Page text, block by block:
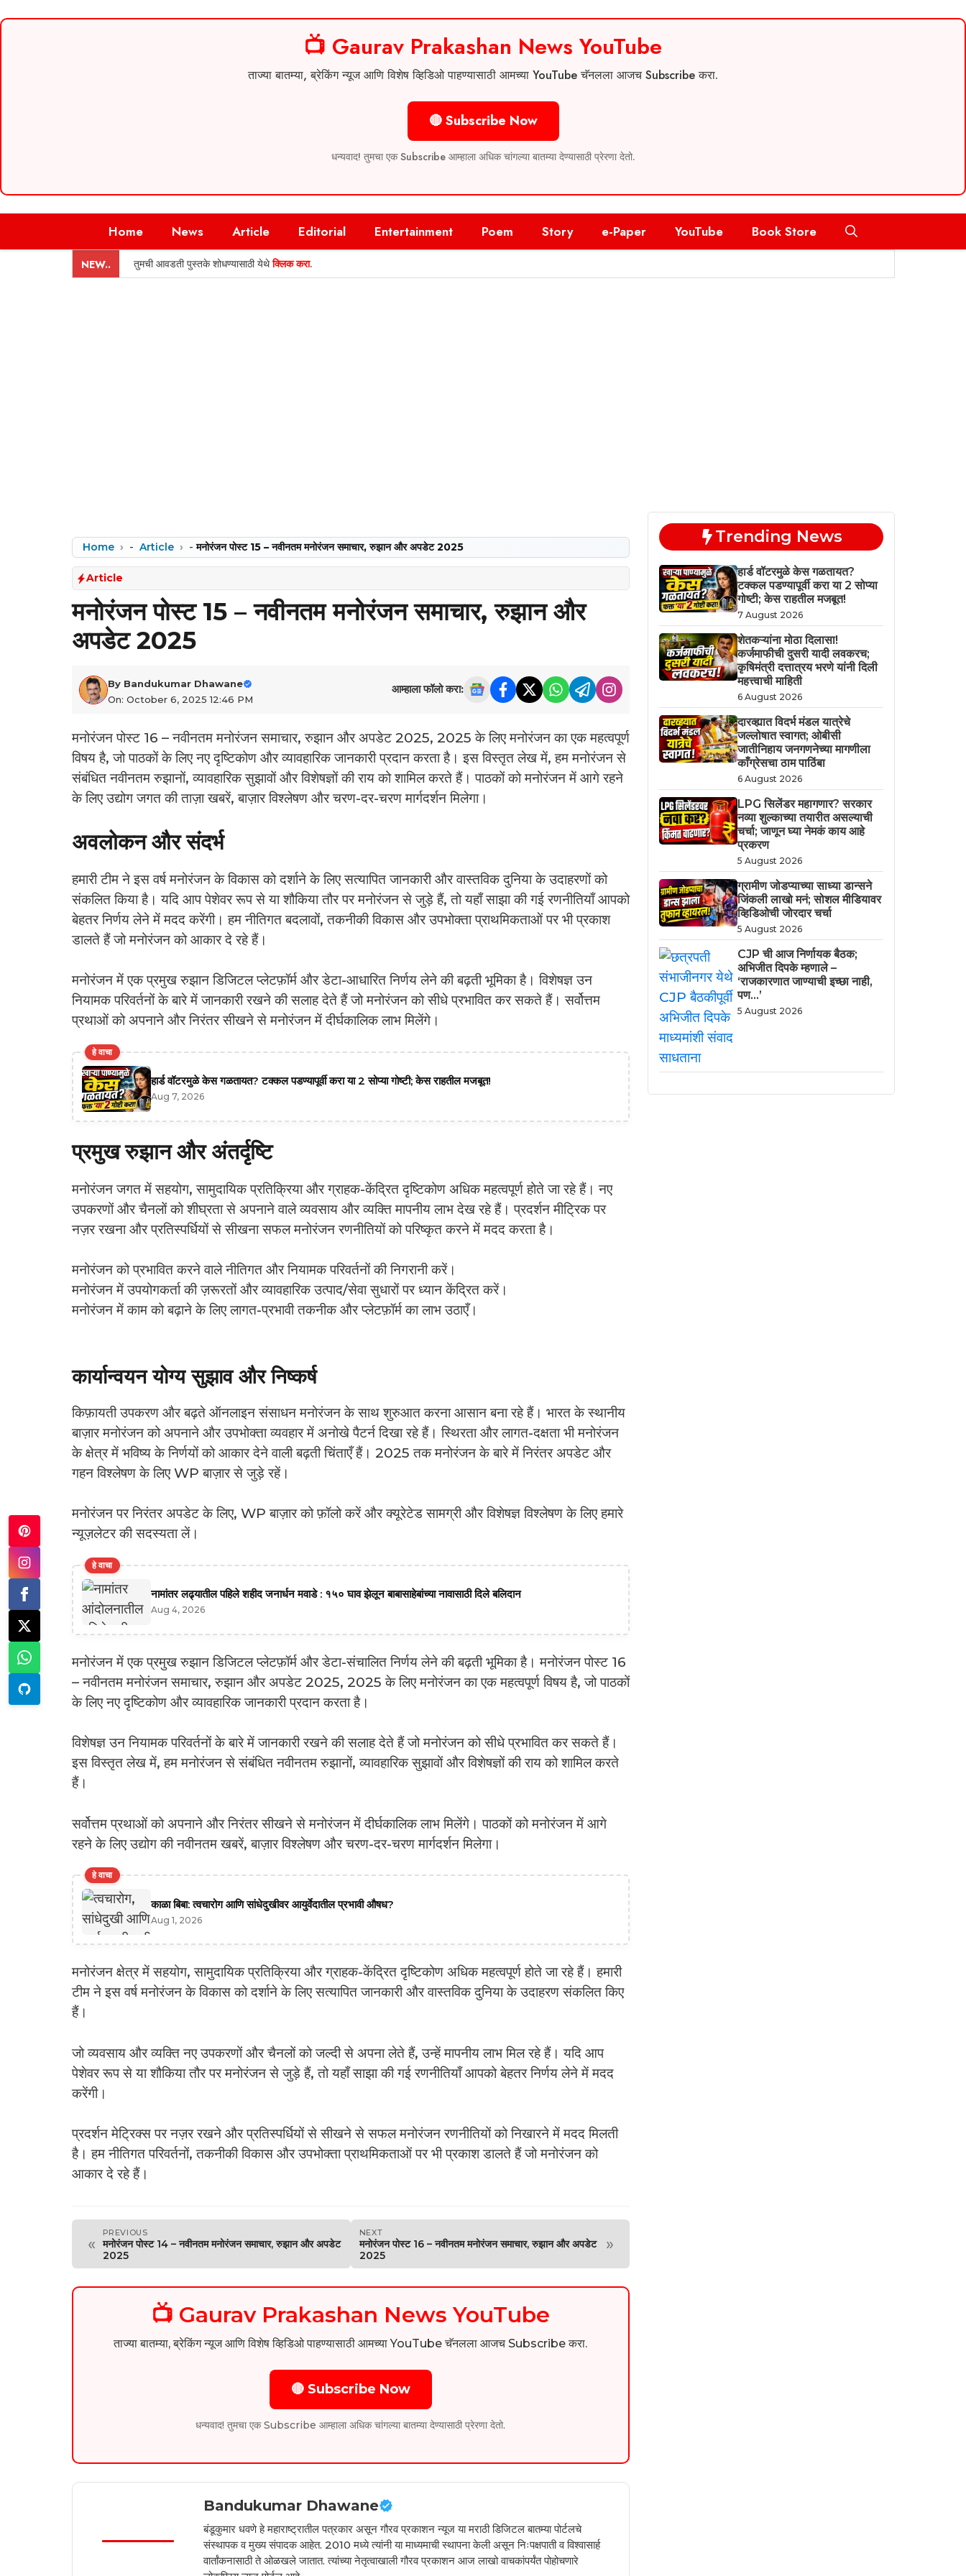
📺 Gaurav Prakashan News YouTube
ताज्या बातम्या, ब्रेकिंग न्यूज आणि विशेष व्हिडिओ पाहण्यासाठी आमच्या YouTube चॅनलला आजच Subscribe करा.
🔴 Subscribe Now
धन्यवाद! तुमचा एक Subscribe आम्हाला अधिक चांगल्या बातम्या देण्यासाठी प्रेरणा देतो.
Home News Article Editorial Entertainment Poem Story e-Paper YouTube Book Store
NEW.. तुमची आवडती पुस्तके शोधण्यासाठी येथेक्लिक करा.
Home - Article -मनोरंजन पोस्ट 15 – नवीनतम मनोरंजन समाचार, रुझान और अपडेट 2025
Article
मनोरंजन पोस्ट 15 – नवीनतम मनोरंजन समाचार, रुझान और
अपडेट 2025
By Bandukumar Dhawane
On: October 6, 2025 12:46 PM
आम्हाला फॉलो करा:
मनोरंजन पोस्ट 16 – नवीनतम मनोरंजन समाचार, रुझान और अपडेट 2025, 2025 के लिए मनोरंजन का एक महत्वपूर्ण
विषय है, जो पाठकों के लिए नए दृष्टिकोण और व्यावहारिक जानकारी प्रदान करता है। इस विस्तृत लेख में, हम मनोरंजन से
संबंधित नवीनतम रुझानों, व्यावहारिक सुझावों और विशेषज्ञों की राय को शामिल करते हैं। पाठकों को मनोरंजन में आगे रहने
के लिए उद्योग जगत की ताज़ा खबरें, बाज़ार विश्लेषण और चरण-दर-चरण मार्गदर्शन मिलेगा।
अवलोकन और संदर्भ
हमारी टीम ने इस वर्ष मनोरंजन के विकास को दर्शाने के लिए सत्यापित जानकारी और वास्तविक दुनिया के उदाहरणों को
संकलित किया है। यदि आप पेशेवर रूप से या शौकिया तौर पर मनोरंजन से जुड़े हैं, तो यहाँ साझा की गई रणनीतियाँ आपको
बेहतर निर्णय लेने में मदद करेंगी। हम नीतिगत बदलावों, तकनीकी विकास और उपभोक्ता प्राथमिकताओं पर भी प्रकाश
डालते हैं जो मनोरंजन को आकार दे रहे हैं।
मनोरंजन में एक प्रमुख रुझान डिजिटल प्लेटफ़ॉर्म और डेटा-आधारित निर्णय लेने की बढ़ती भूमिका है। विशेषज्ञ उन
नियामक परिवर्तनों के बारे में जानकारी रखने की सलाह देते हैं जो मनोरंजन को सीधे प्रभावित कर सकते हैं। सर्वोत्तम
प्रथाओं को अपनाने और निरंतर सीखने से मनोरंजन में दीर्घकालिक लाभ मिलेंगे।
हे वाचा
हार्ड वॉटरमुळे केस गळतायत? टक्कल पडण्यापूर्वी करा या 2 सोप्या गोष्टी; केस राहतील मजबूत!
Aug 7, 2026
प्रमुख रुझान और अंतर्दृष्टि
मनोरंजन जगत में सहयोग, सामुदायिक प्रतिक्रिया और ग्राहक-केंद्रित दृष्टिकोण अधिक महत्वपूर्ण होते जा रहे हैं। नए
उपकरणों और चैनलों को शीघ्रता से अपनाने वाले व्यवसाय और व्यक्ति मापनीय लाभ देख रहे हैं। प्रदर्शन मीट्रिक पर
नज़र रखना और प्रतिस्पर्धियों से सीखना सफल मनोरंजन रणनीतियों को परिष्कृत करने में मदद करता है।
मनोरंजन को प्रभावित करने वाले नीतिगत और नियामक परिवर्तनों की निगरानी करें।
मनोरंजन में उपयोगकर्ता की ज़रूरतों और व्यावहारिक उत्पाद/सेवा सुधारों पर ध्यान केंद्रित करें।
मनोरंजन में काम को बढ़ाने के लिए लागत-प्रभावी तकनीक और प्लेटफ़ॉर्म का लाभ उठाएँ।
कार्यान्वयन योग्य सुझाव और निष्कर्ष
किफ़ायती उपकरण और बढ़ते ऑनलाइन संसाधन मनोरंजन के साथ शुरुआत करना आसान बना रहे हैं। भारत के स्थानीय
बाज़ार मनोरंजन को अपनाने और उपभोक्ता व्यवहार में अनोखे पैटर्न दिखा रहे हैं। स्थिरता और लागत-दक्षता भी मनोरंजन
के क्षेत्र में भविष्य के निर्णयों को आकार देने वाली बढ़ती चिंताएँ हैं। 2025 तक मनोरंजन के बारे में निरंतर अपडेट और
गहन विश्लेषण के लिए WP बाज़ार से जुड़े रहें।
मनोरंजन पर निरंतर अपडेट के लिए, WP बाज़ार को फ़ॉलो करें और क्यूरेटेड सामग्री और विशेषज्ञ विश्लेषण के लिए हमारे
न्यूज़लेटर की सदस्यता लें।
हे वाचा
नामांतर लढ्यातील पहिले शहीद जनार्धन मवाडे : १५० घाव झेलून बाबासाहेबांच्या नावासाठी दिले बलिदान
Aug 4, 2026
मनोरंजन में एक प्रमुख रुझान डिजिटल प्लेटफ़ॉर्म और डेटा-संचालित निर्णय लेने की बढ़ती भूमिका है। मनोरंजन पोस्ट 16
– नवीनतम मनोरंजन समाचार, रुझान और अपडेट 2025, 2025 के लिए मनोरंजन का एक महत्वपूर्ण विषय है, जो पाठकों
के लिए नए दृष्टिकोण और व्यावहारिक जानकारी प्रदान करता है।
विशेषज्ञ उन नियामक परिवर्तनों के बारे में जानकारी रखने की सलाह देते हैं जो मनोरंजन को सीधे प्रभावित कर सकते हैं।
इस विस्तृत लेख में, हम मनोरंजन से संबंधित नवीनतम रुझानों, व्यावहारिक सुझावों और विशेषज्ञों की राय को शामिल करते
हैं।
सर्वोत्तम प्रथाओं को अपनाने और निरंतर सीखने से मनोरंजन में दीर्घकालिक लाभ मिलेंगे। पाठकों को मनोरंजन में आगे
रहने के लिए उद्योग की नवीनतम खबरें, बाज़ार विश्लेषण और चरण-दर-चरण मार्गदर्शन मिलेगा।
हे वाचा
काळा बिबा: त्वचारोग आणि सांधेदुखीवर आयुर्वेदातील प्रभावी औषध?
Aug 1, 2026
मनोरंजन क्षेत्र में सहयोग, सामुदायिक प्रतिक्रिया और ग्राहक-केंद्रित दृष्टिकोण अधिक महत्वपूर्ण होते जा रहे हैं। हमारी
टीम ने इस वर्ष मनोरंजन के विकास को दर्शाने के लिए सत्यापित जानकारी और वास्तविक दुनिया के उदाहरण संकलित किए
हैं।
जो व्यवसाय और व्यक्ति नए उपकरणों और चैनलों को जल्दी से अपना लेते हैं, उन्हें मापनीय लाभ मिल रहे हैं। यदि आप
पेशेवर रूप से या शौकिया तौर पर मनोरंजन से जुड़े हैं, तो यहाँ साझा की गई रणनीतियाँ आपको बेहतर निर्णय लेने में मदद
करेंगी।
प्रदर्शन मेट्रिक्स पर नज़र रखने और प्रतिस्पर्धियों से सीखने से सफल मनोरंजन रणनीतियों को निखारने में मदद मिलती
है। हम नीतिगत परिवर्तनों, तकनीकी विकास और उपभोक्ता प्राथमिकताओं पर भी प्रकाश डालते हैं जो मनोरंजन को
आकार दे रहे हैं।
«
PREVIOUS
मनोरंजन पोस्ट 14 – नवीनतम मनोरंजन समाचार, रुझान और अपडेट
2025
NEXT
मनोरंजन पोस्ट 16 – नवीनतम मनोरंजन समाचार, रुझान और अपडेट
2025
»
📺 Gaurav Prakashan News YouTube
ताज्या बातम्या, ब्रेकिंग न्यूज आणि विशेष व्हिडिओ पाहण्यासाठी आमच्या YouTube चॅनलला आजच Subscribe करा.
🔴 Subscribe Now
धन्यवाद! तुमचा एक Subscribe आम्हाला अधिक चांगल्या बातम्या देण्यासाठी प्रेरणा देतो.
Bandukumar Dhawane
बंडूकुमार धवणे हे महाराष्ट्रातील पत्रकार असून गौरव प्रकाशन न्यूज या मराठी डिजिटल बातम्या पोर्टलचे
संस्थापक व मुख्य संपादक आहेत. 2010 मध्ये त्यांनी या माध्यमाची स्थापना केली असून निःपक्षपाती व विश्वासार्ह
वार्तांकनासाठी ते ओळखले जातात. त्यांच्या नेतृत्वाखाली गौरव प्रकाशन आज लाखो वाचकांपर्यंत पोहोचणारे
Trending News
हार्ड वॉटरमुळे केस गळतायत?
टक्कल पडण्यापूर्वी करा या 2 सोप्या
गोष्टी; केस राहतील मजबूत!
7 August 2026
शेतकऱ्यांना मोठा दिलासा!
कर्जमाफीची दुसरी यादी लवकरच;
कृषिमंत्री दत्तात्रय भरणे यांनी दिली
महत्त्वाची माहिती
6 August 2026
दारव्ह्यात विदर्भ मंडल यात्रेचे
जल्लोषात स्वागत; ओबीसी
जातीनिहाय जनगणनेच्या मागणीला
काँग्रेसचा ठाम पाठिंबा
6 August 2026
LPG सिलेंडर महागणार? सरकार
नव्या शुल्काच्या तयारीत असल्याची
चर्चा; जाणून घ्या नेमकं काय आहे
प्रकरण
5 August 2026
ग्रामीण जोडप्याच्या साध्या डान्सने
जिंकली लाखो मनं; सोशल मीडियावर
व्हिडिओची जोरदार चर्चा
5 August 2026
CJP ची आज निर्णायक बैठक;
अभिजीत दिपके म्हणाले –
‘राजकारणात जाण्याची इच्छा नाही,
पण…’
5 August 2026